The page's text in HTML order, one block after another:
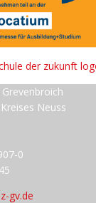
Neuss
0
gv.de